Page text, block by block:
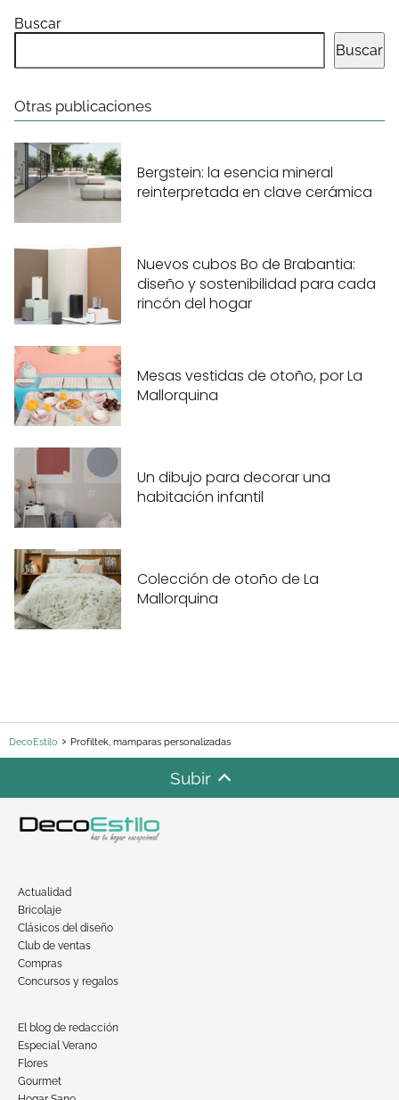
Buscar
Buscar
Otras publicaciones
Bergstein: la esencia mineral
reinterpretada en clave cerámica
Nuevos cubos Bo de Brabantia:
diseño y sostenibilidad para cada
rincón del hogar
Mesas vestidas de otoño, por La
Mallorquina
Un dibujo para decorar una
habitación infantil
Colección de otoño de La
Mallorquina
DecoEstilo Profiltek, mamparas personalizadas
Subir
Actualidad
Bricolaje
Clásicos del diseño
Club de ventas
Compras
Concursos y regalos
El blog de redacción
Especial Verano
Flores
Gourmet